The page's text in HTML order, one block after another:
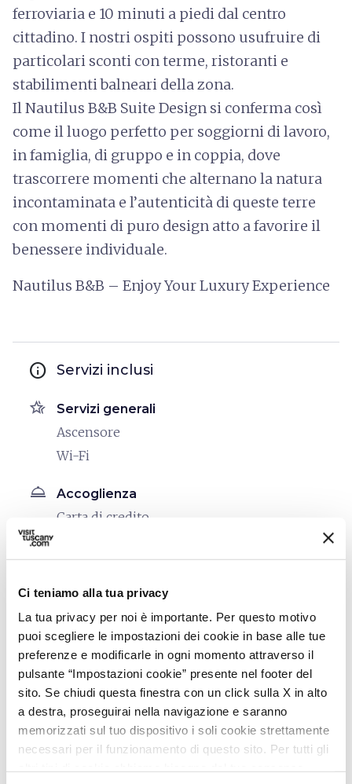
Ci teniamo alla tua privacy
La tua privacy per noi è importante. Per questo motivo
puoi scegliere le impostazioni dei cookie in base alle tue
preferenze e modificarle in ogni momento attraverso il
pulsante “Impostazioni cookie” presente nel footer del
sito. Se chiudi questa finestra con un click sulla X in alto
a destra, proseguirai nella navigazione e saranno
memorizzati sul tuo dispositivo i soli cookie strettamente
necessari per il funzionamento di questo sito. Per tutti gli
ferroviaria e 10 minuti a piedi dal centro
cittadino. I nostri ospiti possono usufruire di
particolari sconti con terme, ristoranti e
stabilimenti balneari della zona.
Il Nautilus B&B Suite Design si conferma così
come il luogo perfetto per soggiorni di lavoro,
in famiglia, di gruppo e in coppia, dove
trascorrere momenti che alternano la natura
incontaminata e l’autenticità di queste terre
con momenti di puro design atto a favorire il
benessere individuale.
Nautilus B&B – Enjoy Your Luxury Experience
info Servizi inclusi
hotel_class Servizi generali
Ascensore
Wi-Fi
room_service Accoglienza
Carta di credito
restaurant
Sala colazione
bed Camere
Aria condizionata
Asciugacapelli
Bollitore/macchina da caffè
Cassaforte
Insonorizzazione